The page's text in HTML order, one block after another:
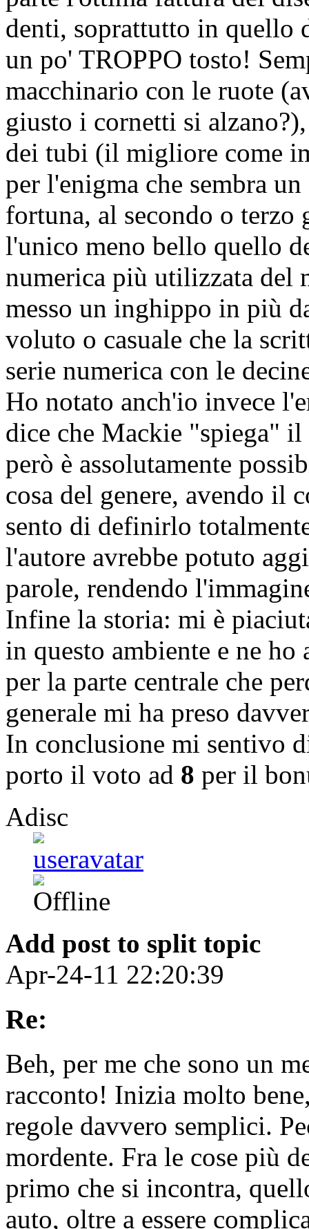
denti, soprattutto in quello
un po' TROPPO tosto!
macchinario con le ruote
giusto i cornetti si
dei tubi (il migliore come
per l'enigma che sembra
fortuna, al secondo o
l'unico meno bello quello
numerica più utilizzata del
messo un inghippo in più
voluto o casuale che la
serie numerica con le
Ho notato anch'io invece
dice che Mackie "spiega"
però è assolutamente
cosa del genere, avendo il
sento di definirlo
l'autore avrebbe potuto
parole, rendendo
Infine la storia: mi è
in questo ambiente e ne ho
per la parte centrale che
generale mi ha preso
In conclusione mi sentivo
porto il voto ad 8 per il
Adisc
Add post to split topic
Apr-24-11 22:20:39
Re:
Beh, per me che sono un
racconto! Inizia molto
regole davvero semplici.
mordente. Fra le cose più
primo che si incontra,
auto, oltre a essere